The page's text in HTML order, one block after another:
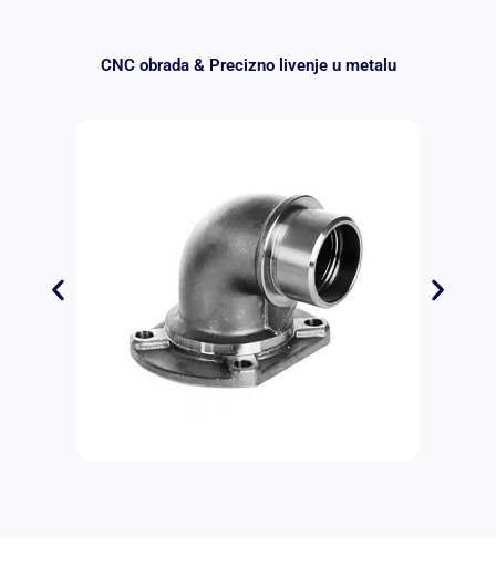
CNC obrada & Precizno livenje u metalu